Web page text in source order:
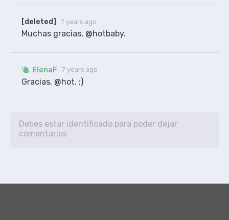
[deleted] 7 years ago
Muchas gracias, @hotbaby.
ElenaF 7 years ago
Gracias, @hot. :)